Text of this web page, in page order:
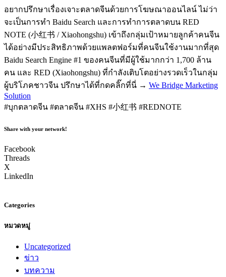
อยากปรึกษาเรื่องเจาะตลาดจีนด้วยการโฆษณาออนไลน์ ไม่ว่า
จะเป็นการทำ Baidu Search และการทำการตลาดบน RED
NOTE (小红书 / Xiaohongshu) เข้าถึงกลุ่มเป้าหมายลูกค้าคนจีน
ได้อย่างมีประสิทธิภาพด้วยแพลตฟอร์มที่คนจีนใช้งานมากที่สุด
Baidu Search Engine #1 ของคนจีนที่มีผู้ใช้มากกว่า 1,700 ล้าน
คน และ RED (Xiaohongshu) ที่กำลังเติบโตอย่างรวดเร็วในกลุ่ม
ผู้บริโภคชาวจีน ปรึกษาได้ที่กดคลิ๊กที่นี่ → We Bridge Marketing
Solution
#บุกตลาดจีน #ตลาดจีน #XHS #小红书 #REDNOTE
Share with your network!
Facebook
Threads
X
LinkedIn
Categories
หมวดหมู่
Uncategorized
ข่าว
บทความ